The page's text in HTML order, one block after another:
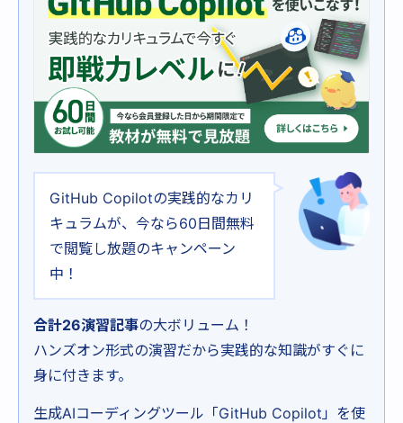
GitHub Copilotの実践的なカリ
キュラムが、今なら60日間無料
で閲覧し放題のキャンペーン
中！
合計26演習記事の大ボリューム！
ハンズオン形式の演習だから実践的な知識がすぐに
身に付きます。
生成AIコーディングツール「GitHub Copilot」を使